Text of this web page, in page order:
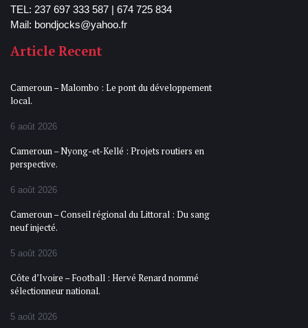
TEL: 237 697 333 587 | 674 725 834
Mail: bondjocks@yahoo.fr
Article Recent
Cameroun – Malombo : Le pont du développement
local.
6 août 2026
Cameroun – Nyong-et-Kellé : Projets routiers en
perspective.
6 août 2026
Cameroun – Conseil régional du Littoral : Du sang
neuf injecté.
5 août 2026
Côte d’Ivoire – Football : Hervé Renard nommé
sélectionneur national.
5 août 2026